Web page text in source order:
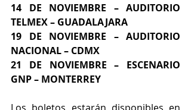
14 DE NOVIEMBRE – AUDITORIO
TELMEX – GUADALAJARA
19 DE NOVIEMBRE – AUDITORIO
NACIONAL – CDMX
21 DE NOVIEMBRE – ESCENARIO
GNP – MONTERREY